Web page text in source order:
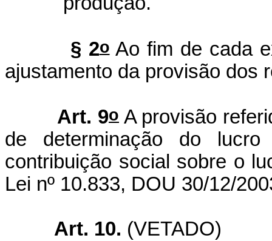
§ 2oAo fim de cada
ajustamento da provisão dos
Art. 9o A provisão
de determinação do
contribuição social sobre o
Lei nº 10.833, DOU 30/12/
Art. 10. (VETADO)